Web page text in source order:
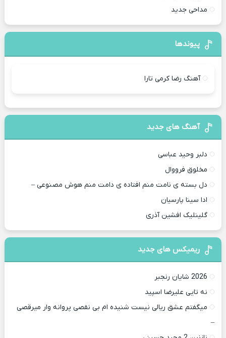
مداحی جدید
پیوندها
آهنگ رضا کرمی تارا
آهنگ های جدید
دلبر وحید عباسی
مخلوق فرووال
دل بسته ی نامت منم افتاده ی دامت منم هوش مصنوعی –
ادا سینا پارسیان
گلینلیک افشین آذری
ریمیکس های جدید
2026 شایان رنجبر
نه تایی علیرضا اسپید
میگفتم عشق ریالی نیست شنیده ام بی نقصی پروانه وار میرقصی
–